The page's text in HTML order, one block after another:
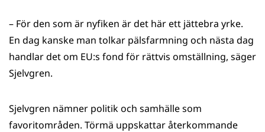
​– För den som är nyfiken är det här ett jättebra yrke.
En dag kanske man tolkar pälsfarmning och nästa dag
handlar det om EU:s fond för rättvis omställning, säger
Sjelvgren.
Sjelvgren nämner politik och samhälle som
favoritområden. Törmä uppskattar återkommande